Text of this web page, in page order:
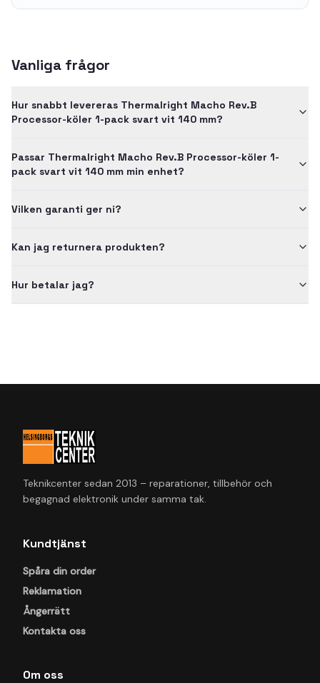
Vanliga frågor
Hur snabbt levereras Thermalright Macho Rev.B
Processor-köler 1-pack svart vit 140 mm?
Passar Thermalright Macho Rev.B Processor-köler 1-
pack svart vit 140 mm min enhet?
Vilken garanti ger ni?
Kan jag returnera produkten?
Hur betalar jag?
Teknikcenter sedan 2013 – reparationer, tillbehör och
begagnad elektronik under samma tak.
Kundtjänst
Spåra din order
Reklamation
Ångerrätt
Kontakta oss
Om oss